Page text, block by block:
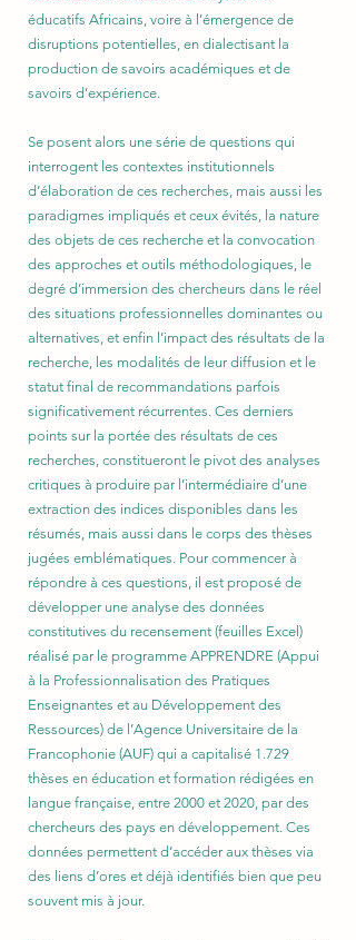
éducatifs Africains, voire à l’émergence de
disruptions potentielles, en dialectisant la
production de savoirs académiques et de
savoirs d’expérience.
Se posent alors une série de questions qui
interrogent les contextes institutionnels
d’élaboration de ces recherches, mais aussi les
paradigmes impliqués et ceux évités, la nature
des objets de ces recherche et la convocation
des approches et outils méthodologiques, le
degré d’immersion des chercheurs dans le réel
des situations professionnelles dominantes ou
alternatives, et enfin l’impact des résultats de la
recherche, les modalités de leur diffusion et le
statut final de recommandations parfois
significativement récurrentes. Ces derniers
points sur la portée des résultats de ces
recherches, constitueront le pivot des analyses
critiques à produire par l’intermédiaire d’une
extraction des indices disponibles dans les
résumés, mais aussi dans le corps des thèses
jugées emblématiques. Pour commencer à
répondre à ces questions, il est proposé de
développer une analyse des données
constitutives du recensement (feuilles Excel)
réalisé par le programme APPRENDRE (Appui
à la Professionnalisation des Pratiques
Enseignantes et au Développement des
Ressources) de l’Agence Universitaire de la
Francophonie (AUF) qui a capitalisé 1.729
thèses en éducation et formation rédigées en
langue française, entre 2000 et 2020, par des
chercheurs des pays en développement. Ces
données permettent d’accéder aux thèses via
des liens d’ores et déjà identifiés bien que peu
souvent mis à jour.